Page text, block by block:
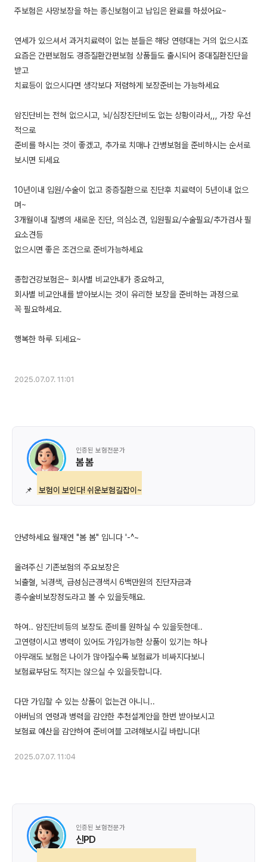
주보험은 사망보장을 하는 종신보험이고 납입은 완료를 하셨어요~
연세가 있으셔서 과거치료력이 없는 분들은 해당 연령대는 거의 없으시죠
요즘은 간편보험도 경증질환간편보험 상품들도 출시되어 중대질환진단을
받고
치료등이 없으시다면 생각보다 저렴하게 보장준비는 가능하세요
암진단비는 전혀 없으시고, 뇌/심장진단비도 없는 상황이라서,,, 가장 우선
적으로
준비를 하시는 것이 좋겠고, 추가로 치매나 간병보험을 준비하시는 순서로
보시면 되세요
10년이내 입원/수술이 없고 중증질환으로 진단후 치료력이 5년이내 없으
며~
3개월이내 질병의 새로운 진단, 의심소견, 입원필요/수술필요/추가검사 필
요소견등
없으시면 좋은 조건으로 준비가능하세요
종합건강보험은~ 회사별 비교안내가 중요하고,
회사별 비교안내를 받아보시는 것이 유리한 보장을 준비하는 과정으로
꼭 필요하세요.
행복한 하루 되세요~
2025.07.07. 11:01
인증된 보험전문가
봄 봄
📌 보험이 보인다! 쉬운보험길잡이~
안녕하세요 월재연 "봄 봄" 입니다 '-^~
올려주신 기존보험의 주요보장은
뇌출혈, 뇌경색, 급성심근경색시 6백만원의 진단자금과
종수술비보장정도라고 볼 수 있을듯해요.
하여.. 암진단비등의 보장도 준비를 원하실 수 있을듯한데..
고연령이시고 병력이 있어도 가입가능한 상품이 있기는 하나
아무래도 보험은 나이가 많아질수록 보험료가 비싸지다보니
보험료부담도 적지는 않으실 수 있을듯합니다.
다만 가입할 수 있는 상품이 없는건 아니니..
아버님의 연령과 병력을 감안한 추천설계안을 한번 받아보시고
2025.07.07. 11:04
인증된 보험전문가
신PD